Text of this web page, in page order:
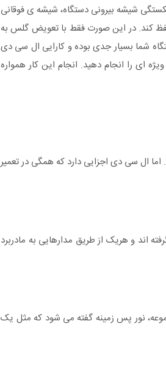
شیشه بیرونی دستگاه، شیشه ی فوقانی
کند. در این صورت فقط با تعویض گلس به
شما بسیار جدی بوده و کارایی ال سی دی
ای را انجام دهید. انجام این کار همواره
ال سی دی اجزایی دارد که همگی در تعمیر
اند و هریک از طریق مدارهایی به مادربرد
نور پس زمینه گفته می شود که مثل یک